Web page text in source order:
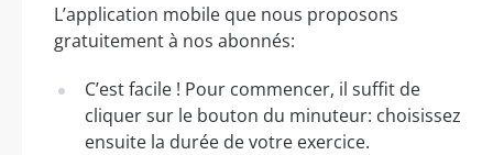
L’application mobile que nous proposons
gratuitement à nos abonnés:
C’est facile ! Pour commencer, il suffit de
cliquer sur le bouton du minuteur: choisissez
ensuite la durée de votre exercice.